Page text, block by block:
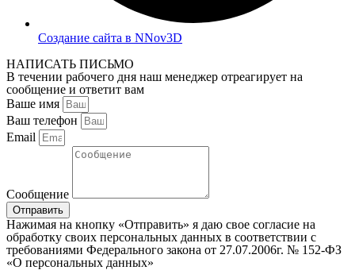
Создание сайта в NNov3D
НАПИСАТЬ ПИСЬМО
В течении рабочего дня наш менеджер отреагирует на
сообщение и ответит вам
Ваше имя
Ваш телефон
Email
Сообщение
Отправить
Нажимая на кнопку «Отправить» я даю свое согласие на
обработку своих персональных данных в соответствии с
требованиями Федерального закона от 27.07.2006г. № 152-ФЗ
«О персональных данных»